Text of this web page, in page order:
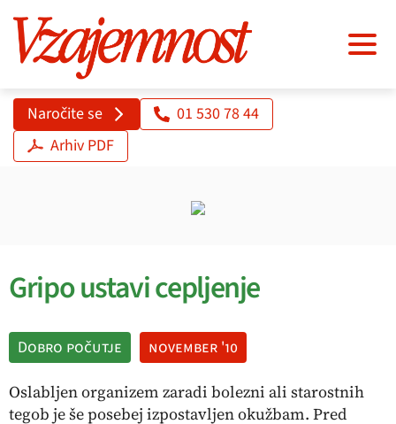
Naročite se
01 530 78 44
Arhiv PDF
Gripo ustavi cepljenje
Dobro počutje
november '10
Oslabljen organizem zaradi bolezni ali starostnih
tegob je še posebej izpostavljen okužbam. Pred